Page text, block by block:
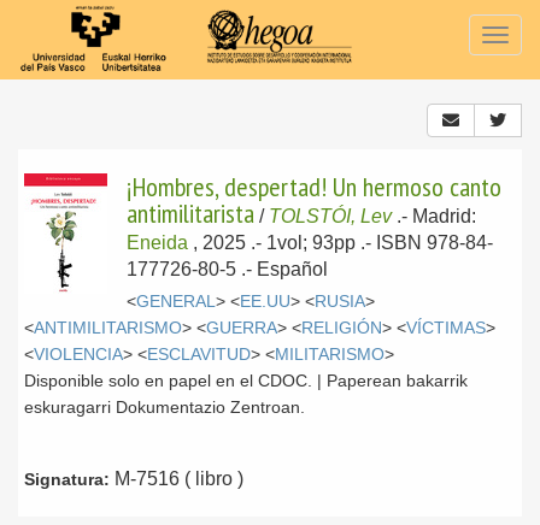
¡Hombres, despertad! Un hermoso canto
antimilitarista / TOLSTÓI, Lev .- Madrid:
Eneida , 2025 .- 1vol; 93pp .- ISBN 978-84-
177726-80-5 .- Español
<GENERAL > <EE.UU> <RUSIA>
<ANTIMILITARISMO> <GUERRA> <RELIGIÓN> <VÍCTIMAS>
<VIOLENCIA> <ESCLAVITUD> <MILITARISMO>
Disponible solo en papel en el CDOC. | Paperean bakarrik
eskuragarri Dokumentazio Zentroan.
Signatura: M-7516 ( libro )